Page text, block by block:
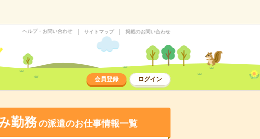
ヘルプ・お問い合わせ サイトマップ 掲載のお問い合わせ
会員登録 ログイン
勤務の派遣のお仕事情報一覧